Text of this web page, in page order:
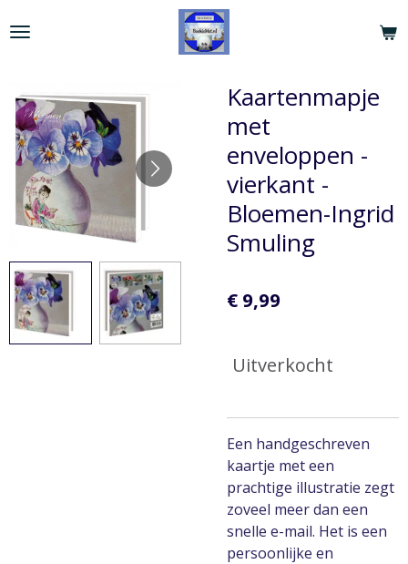
direct
hoofdinhoud
Kaartenmapje
met
enveloppen -
vierkant -
Bloemen-Ingrid
Smuling
€ 9,99
Uitverkocht
Een handgeschreven
kaartje met een
prachtige illustratie zegt
zoveel meer dan een
snelle e-mail. Het is een
persoonlijke en